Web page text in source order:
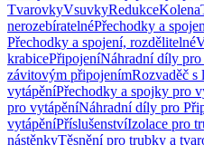
TvarovkyVsuvkyRedukceKolena
nerozebíratelnéPřechodky a
Přechodky a spojení, rozdělitelné
krabicePřipojeníNáhradní díly
závitovým připojenímRozvaděč s
vytápěníPřechodky a spojky pro
pro vytápěníNáhradní díly pro
vytápěníPříslušenstvíIzolace pro
nástěnkyTěsnění pro trubky a